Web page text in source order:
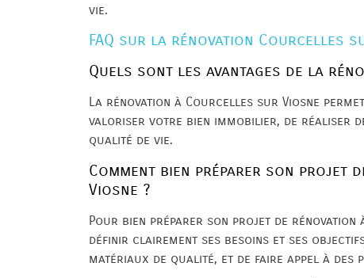
vie.
FAQ sur la rénovation Courcelles
Quels sont les avantages de la
La rénovation à Courcelles sur Viosne
valoriser votre bien immobilier, de réaliser
qualité de vie.
Comment bien préparer son projet
Viosne ?
Pour bien préparer son projet de rénovation
définir clairement ses besoins et ses
matériaux de qualité, et de faire appel à des